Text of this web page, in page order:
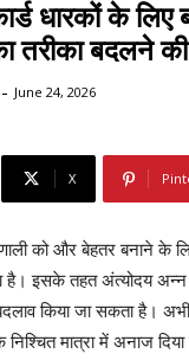
धारकों के लिए
तरीका बदलने की
- June 24, 2026
X
को और बेहतर बनाने के
है। इसके तहत अंत्योदय अन्न
किया जा सकता है।
निश्चित मात्रा में अनाज